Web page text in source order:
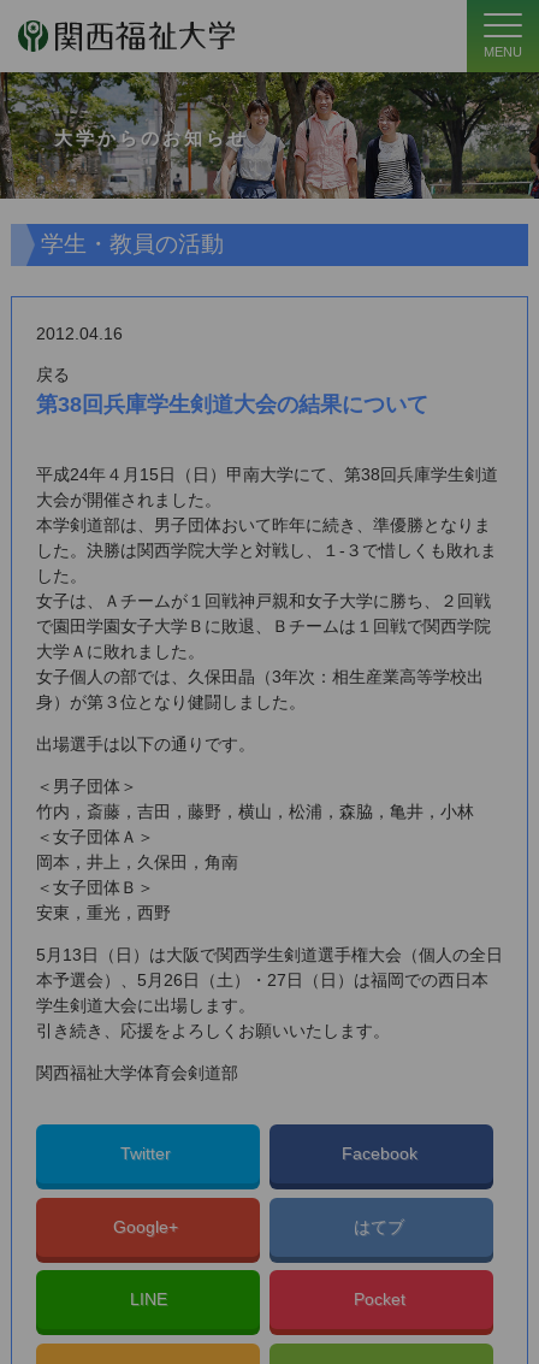
MENU
大学からのお知らせ
学生・教員の活動
2012.04.16
戻る
第38回兵庫学生剣道大会の結果について
平成24年４月15日（日）甲南大学にて、第38回兵庫学生剣道
大会が開催されました。
本学剣道部は、男子団体おいて昨年に続き、準優勝となりま
した。決勝は関西学院大学と対戦し、１-３で惜しくも敗れま
した。
女子は、Ａチームが１回戦神戸親和女子大学に勝ち、２回戦
で園田学園女子大学Ｂに敗退、Ｂチームは１回戦で関西学院
大学Ａに敗れました。
女子個人の部では、久保田晶（3年次：相生産業高等学校出
身）が第３位となり健闘しました。
出場選手は以下の通りです。
＜男子団体＞
竹内，斎藤，吉田，藤野，横山，松浦，森脇，亀井，小林
＜女子団体Ａ＞
岡本，井上，久保田，角南
＜女子団体Ｂ＞
安東，重光，西野
5月13日（日）は大阪で関西学生剣道選手権大会（個人の全日
本予選会）、5月26日（土）・27日（日）は福岡での西日本
学生剣道大会に出場します。
引き続き、応援をよろしくお願いいたします。
関西福祉大学体育会剣道部
Twitter Facebook
Google+ はてブ
LINE Pocket